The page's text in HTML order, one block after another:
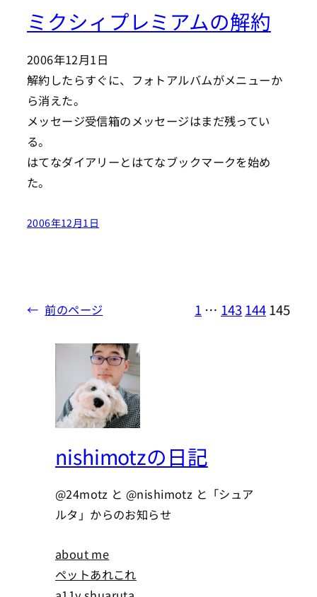
ミクシィプレミアムの解約
2006年12月1日
解約したらすぐに、フォトアルバムがメニューか
ら消えた。
メッセージ受信箱のメッセージはまだ残ってい
る。
はてなダイアリーとはてなブックマークを始め
た。
2006年12月1日
← 前のページ 1 … 143144145
nishimotzの日記
@24motz と @nishimotz と「シュア
ルタ」からのお知らせ
about me
ペットあれこれ